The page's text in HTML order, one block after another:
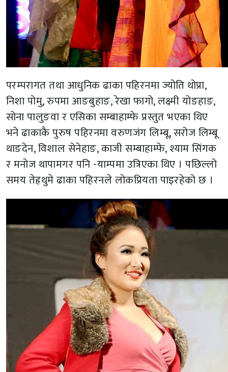
परम्परागत तथा आधुनिक ढाका पहिरनमा ज्योति थोप्रा,
निशा पोमु, रुपमा आङबुहाङ, रेखा फागो, लक्ष्मी योङहाङ,
सोना पालुङवा र एसिका सम्बाहाम्फे प्रस्तुत भएका थिए
भने ढाकाकै पुरुष पहिरनमा वरुणजंग लिम्बू, सरोज लिम्बू
थाङदेन, विशाल सेनेहाङ, काजी सम्बाहाम्फे, श्याम सिंगक
र मनोज थापामगर पनि -याम्पमा उत्रिएका थिए । पछिल्लो
समय तेह्रथुमे ढाका पहिरनले लोकप्रियता पाइरहेको छ ।